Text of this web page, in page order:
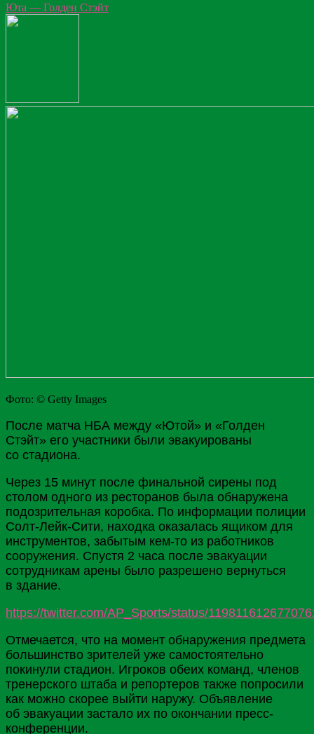
Юта — Голден Стэйт
Фото: © Getty Images
После матча НБА между «Ютой» и «Голден
Стэйт» его участники были эвакуированы
со стадиона.
Через 15 минут после финальной сирены под
столом одного из ресторанов была обнаружена
подозрительная коробка. По информации полиции
Солт-Лейк-Сити, находка оказалась ящиком для
инструментов, забытым кем-то из работников
сооружения. Спустя 2 часа после эвакуации
сотрудникам арены было разрешено вернуться
в здание.
https://twitter.com/AP_Sports/status/
Отмечается, что на момент обнаружения предмета
большинство зрителей уже самостоятельно
покинули стадион. Игроков обеих команд, членов
тренерского штаба и репортеров также попросили
как можно скорее выйти наружу. Объявление
об эвакуации застало их по окончании пресс-
конференции.